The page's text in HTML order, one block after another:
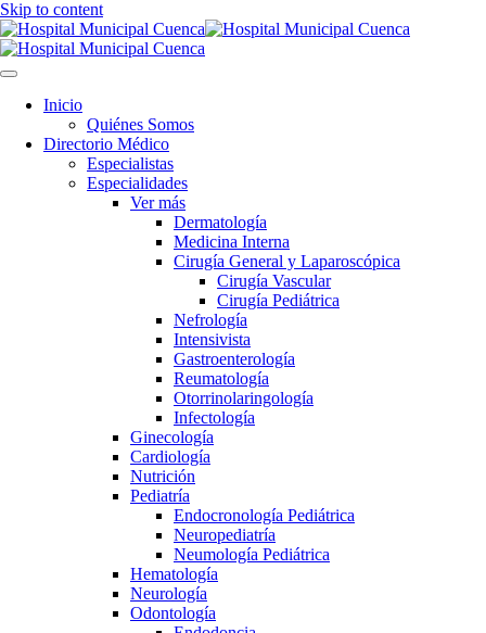
Skip to content
Inicio
Quiénes Somos
Directorio Médico
Especialistas
Especialidades
Ver más
Dermatología
Medicina Interna
Cirugía General y Laparoscópica
Cirugía Vascular
Cirugía Pediátrica
Nefrología
Intensivista
Gastroenterología
Reumatología
Otorrinolaringología
Infectología
Ginecología
Cardiología
Nutrición
Pediatría
Endocronología Pediátrica
Neuropediatría
Neumología Pediátrica
Hematología
Neurología
Odontología